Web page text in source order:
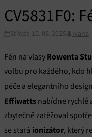
CV5831F0:
Středa 10. 09. 2025 Ivana
Fén na vlasy Rowenta
volbu pro každého, kdo
péče a elegantního
Effiwatts nabídne rychlé
zbytečně zatěžoval
se stará ionizátor, který